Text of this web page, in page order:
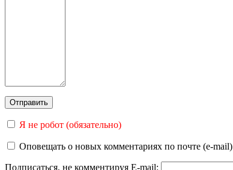
Я не робот (обязательно)
Оповещать о новых комментариях по почте (e-mail)
Подписаться, не комментируя E-mail: